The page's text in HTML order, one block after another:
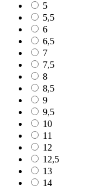
5
5,5
6
6,5
7
7,5
8
8,5
9
9,5
10
11
12
12,5
13
14